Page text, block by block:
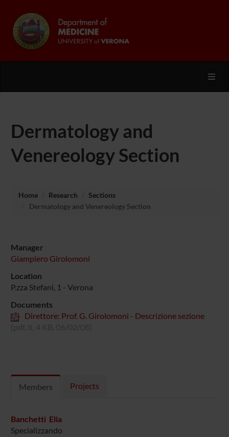
Dermatology and
Venereology Section
Home Research
Sections
Dermatology and Venereology Section
Manager
Giampiero Girolomoni
Location
P.zza Stefani, 1 - Verona
Documents
Direttore: Prof. G. Girolomoni - Descrizione sezione
Members Projects
Banchetti Elia
Specializzando